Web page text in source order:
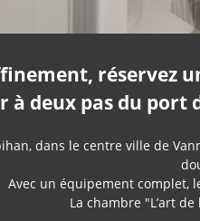
réservez
à deux pas du port
dans le centre ville de
Avec un équipement complet,
La chambre "L’art